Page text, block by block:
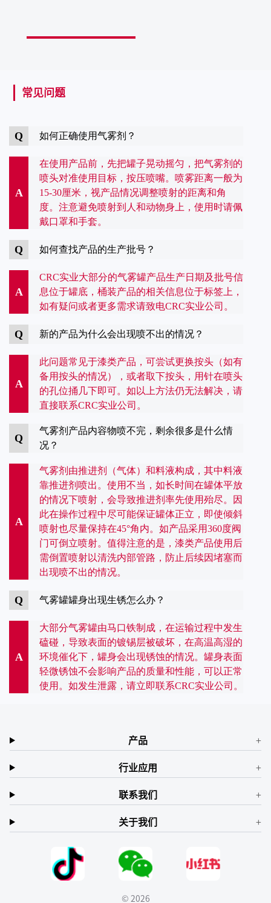
常见问题
Q 如何正确使用气雾剂？
A
在使用产品前，先把罐子晃动摇匀，把气雾剂的
喷头对准使用目标，按压喷嘴。喷雾距离一般为
15-30厘米，视产品情况调整喷射的距离和角
度。注意避免喷射到人和动物身上，使用时请佩
戴口罩和手套。
Q 如何查找产品的生产批号？
A
CRC实业大部分的气雾罐产品生产日期及批号信
息位于罐底，桶装产品的相关信息位于标签上，
如有疑问或者更多需求请致电CRC实业公司。
Q 新的产品为什么会出现喷不出的情况？
A
此问题常见于漆类产品，可尝试更换按头（如有
备用按头的情况），或者取下按头，用针在喷头
的孔位捅几下即可。如以上方法仍无法解决，请
直接联系CRC实业公司。
Q
气雾剂产品内容物喷不完，剩余很多是什么情
况？
A
气雾剂由推进剂（气体）和料液构成，其中料液
靠推进剂喷出。使用不当，如长时间在罐体平放
的情况下喷射，会导致推进剂率先使用殆尽。因
此在操作过程中尽可能保证罐体正立，即使倾斜
喷射也尽量保持在45°角内。如产品采用360度阀
门可倒立喷射。值得注意的是，漆类产品使用后
需倒置喷射以清洗内部管路，防止后续因堵塞而
出现喷不出的情况。
Q 气雾罐罐身出现生锈怎么办？
A
大部分气雾罐由马口铁制成，在运输过程中发生
磕碰，导致表面的镀锡层被破坏，在高温高湿的
环境催化下，罐身会出现锈蚀的情况。罐身表面
轻微锈蚀不会影响产品的质量和性能，可以正常
使用。如发生泄露，请立即联系CRC实业公司。
产品
行业应用
联系我们
关于我们
© 2026